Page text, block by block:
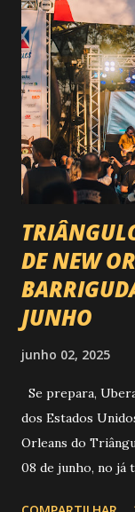
agora é Expozebu
VAI
24, 25, 30 de abril
da música
piseiro e
Natanzinho Lima
DE NEW
JUNHO
junho 02, 2025
Se prepara,
dos Estados
Orleans do
08 de junho, no já